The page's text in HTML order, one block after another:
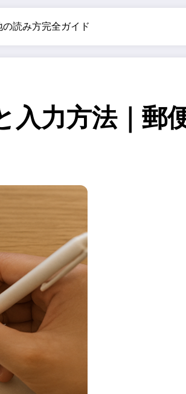
読み方完全ガイド
力方法｜郵